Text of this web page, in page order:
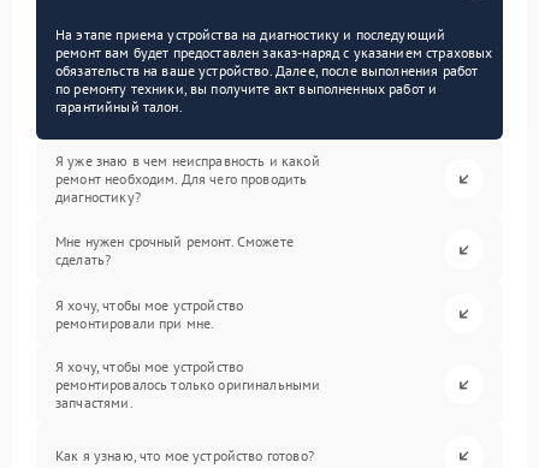
На этапе приема устройства на диагностику и последующий
ремонт вам будет предоставлен заказ-наряд с указанием страховых
обязательств на ваше устройство. Далее, после выполнения работ
по ремонту техники, вы получите акт выполненных работ и
гарантийный талон.
Я уже знаю в чем неисправность и какой
ремонт необходим. Для чего проводить
диагностику?
Мне нужен срочный ремонт. Сможете
сделать?
Я хочу, чтобы мое устройство
ремонтировали при мне.
Я хочу, чтобы мое устройство
ремонтировалось только оригинальными
запчастями.
Как я узнаю, что мое устройство готово?